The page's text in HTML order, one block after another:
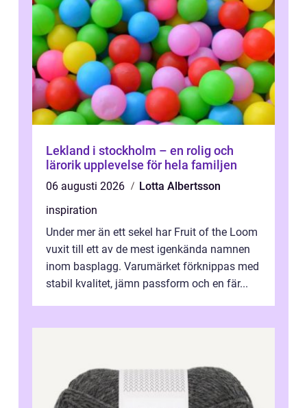
Lekland i stockholm – en rolig och
lärorik upplevelse för hela familjen
06 augusti 2026
Lotta Albertsson
inspiration
Under mer än ett sekel har Fruit of the Loom
vuxit till ett av de mest igenkända namnen
inom basplagg. Varumärket förknippas med
stabil kvalitet, jämn passform och en fär...